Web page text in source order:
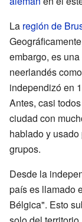
La región de
embargo, es
neerlandés
independizó en
Antes, casi
ciudad con
hablado y
grupos.
Desde la
país es llamado
Bélgica". Esto